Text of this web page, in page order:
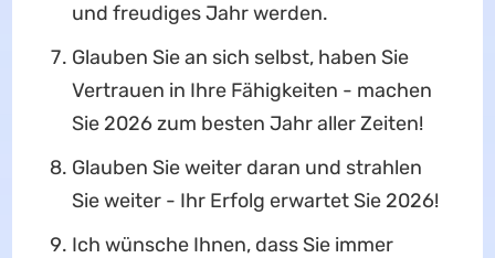
und freudiges Jahr werden.
Glauben Sie an sich selbst, haben Sie
Vertrauen in Ihre Fähigkeiten - machen
Sie 2026 zum besten Jahr aller Zeiten!
Glauben Sie weiter daran und strahlen
Sie weiter - Ihr Erfolg erwartet Sie 2026!
Ich wünsche Ihnen, dass Sie immer